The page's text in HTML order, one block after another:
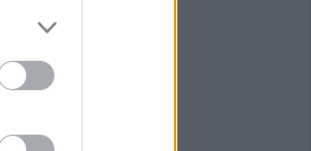
kis falunk
Mix